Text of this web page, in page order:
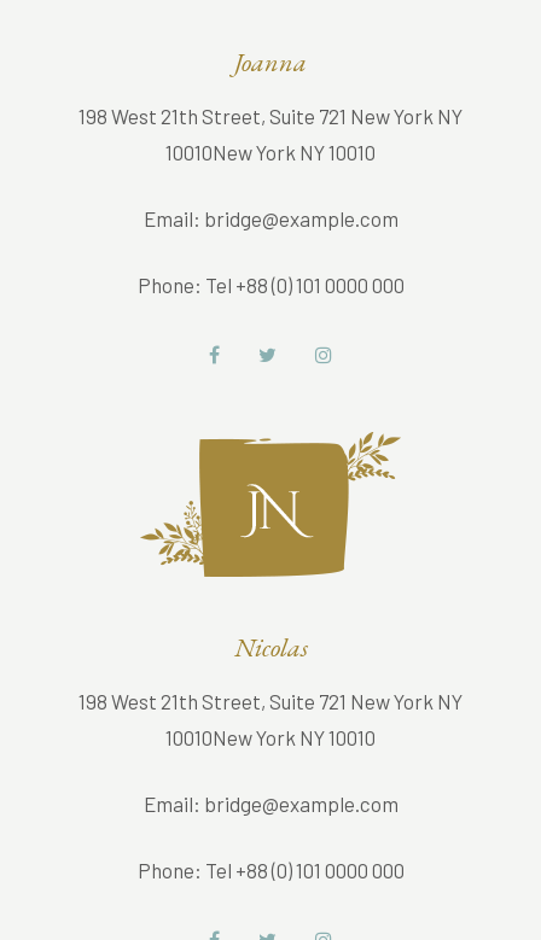
Joanna
198 West 21th Street, Suite 721 New York NY
10010New York NY 10010
Email: bridge@example.com
Phone: Tel +88 (0) 101 0000 000
Nicolas
198 West 21th Street, Suite 721 New York NY
10010New York NY 10010
Email: bridge@example.com
Phone: Tel +88 (0) 101 0000 000